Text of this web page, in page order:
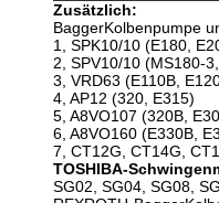
Zusätzlich:
BaggerKolbenpumpe
1, SPK10/10 (E180,
2, SPV10/10 (MS180-
3, VRD63 (E110B,
4, AP12 (320, E315)
5, A8VO107 (320B,
6, A8VO160 (E330B,
7, CT12G, CT14G,
TOSHIBA-
SG02, SG04, SG08,